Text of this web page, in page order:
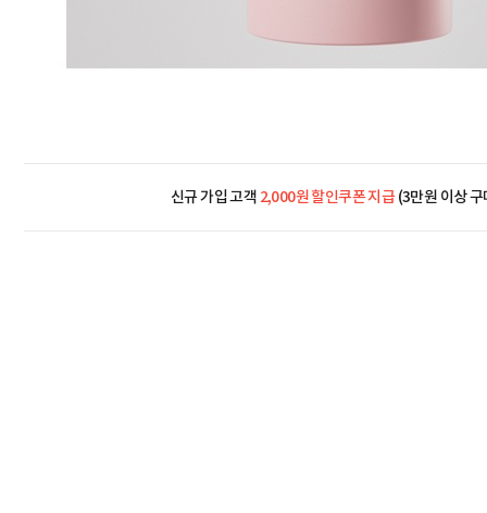
신규 가입 고객 2,000원 할인쿠폰 지급(3만원 이상 구